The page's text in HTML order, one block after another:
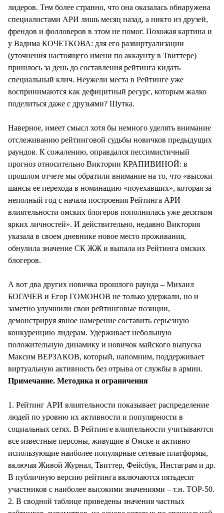
лидеров. Тем более странно, что она оказалась обнаружена
специалистами АРИ лишь месяц назад, а никто из друзей,
френдов и фолловеров в этом не помог. Похожая картина и
у Вадима КОЧЕТКОВА: для его развиртуализации
(уточнения настоящего имени по аккаунту в Твиттере)
пришлось за день до составления рейтинга кидать
специальный клич. Неужели места в Рейтинге уже
воспринимаются как дефицитный ресурс, которым жалко
поделиться даже с друзьями? Шутка.
Наверное, имеет смысл хотя бы немного уделять внимание
отслеживанию рейтинговой судьбы новичков предыдущих
раундов. К сожалению, оправдался пессимистичный
прогноз относительно Виктории КРАПИВИНОЙ: в
прошлом отчете мы обратили внимание на то, что «высоки
шансы ее перехода в номинацию «поуехавших», которая за
неполный год с начала построения Рейтинга АРИ
влиятельности омских блогеров пополнилась уже десятком
ярких личностей». И действительно, недавно Виктория
указала в своем дневнике новое место проживания,
обнулила значение СК ЖЖ и выпала из Рейтинга омских
блогеров.
А вот два других новичка прошлого раунда – Михаил
БОГАЧЕВ и Егор ГОМОНОВ не только удержали, но и
заметно улучшили свои рейтинговые позиции,
демонстрируя явное намерение составить серьезную
конкуренцию лидерам. Удерживает небольшую
положительную динамику и новичок майского выпуска
Максим ВЕРЗАКОВ, который, напомним, поддерживает
виртуальную активность без отрыва от службы в армии.
Примечание. Методика и ограничения
1. Рейтинг АРИ влиятельности показывает распределение
людей по уровню их активности и популярности в
социальных сетях. В Рейтинге влиятельности учитываются
все известные персоны, живущие в Омске и активно
использующие наиболее популярные сетевые платформы,
включая Живой Журнал, Твиттер, Фейсбук, Инстаграм и др.
В публичную версию рейтинга включаются пятьдесят
участников с наиболее высокими значениями – т.н. TOP-50.
2. В сводной таблице приведены значения частных